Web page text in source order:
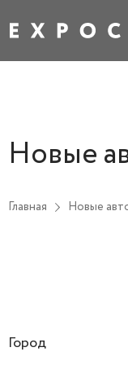
Новые
Главная Новые
Город